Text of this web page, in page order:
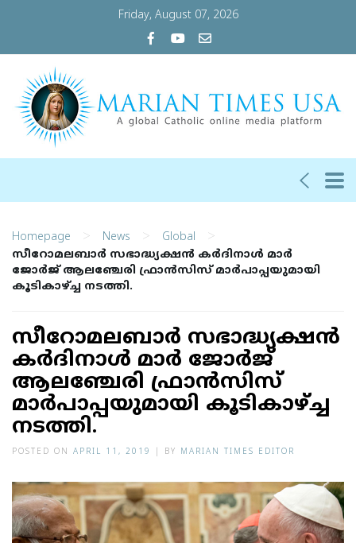
Friday, August 07, 2026
Homepage > News > Global >
സീറോമലബാര്‍ സഭാദ്ധ്യക്ഷന്‍ കര്‍ദിനാള്‍ മാര്‍
ജോര്‍ജ് ആലഞ്ചേരി ഫ്രാന്‍സിസ് മാര്‍പാപ്പയുമായി
കൂടികാഴ്ച്ച നടത്തി.
സീറോമലബാര്‍ സഭാദ്ധ്യക്ഷന്‍
കര്‍ദിനാള്‍ മാര്‍ ജോര്‍ജ്
ആലഞ്ചേരി ഫ്രാന്‍സിസ്
മാര്‍പാപ്പയുമായി കൂടികാഴ്ച്ച
നടത്തി.
POSTED ON APRIL 11, 2019 BY MARIAN TIMES EDITOR